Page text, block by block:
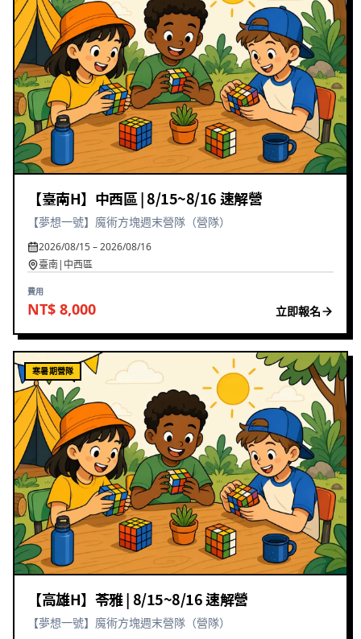
【臺南H】中西區 | 8/15~8/16 速解營
【夢想一號】魔術方塊週末營隊（營隊）
2026/08/15 – 2026/08/16
臺南|中西區
費用
NT$ 8,000 立即報名
寒暑期營隊
【高雄H】苓雅 | 8/15~8/16 速解營
【夢想一號】魔術方塊週末營隊（營隊）